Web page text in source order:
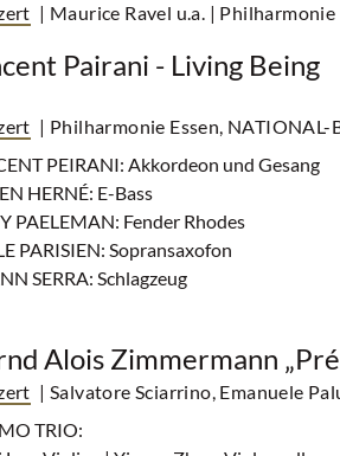
| Maurice Ravel u.a. | Philharmonie
Pairani - Living Being
| Philharmonie Essen, NATIONAL-
PEIRANI: Akkordeon und Gesang
HERNÉ: E-Bass
PAELEMAN: Fender Rhodes
PARISIEN: Sopransaxofon
SERRA: Schlagzeug
Alois Zimmermann
| Salvatore Sciarrino, Emanuele
TRIO: